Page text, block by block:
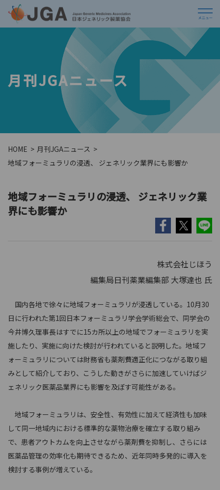
月刊JGAニュース
HOME
月刊JGAニュース
地域フォーミュラリの浸透、 ジェネリック業界にも影響か
地域フォーミュラリの浸透、 ジェネリック業
界にも影響か
株式会社じほう
編集局日刊薬業編集部 大塚達也 氏
国内各地で徐々に地域フォーミュラリが浸透している。10月30
日に行われた第1回日本フォーミュラリ学会学術総会で、同学会の
今井博久理事長はすでに15カ所以上の地域でフォーミュラリを実
施したり、実施に向けた検討が行われていると説明した。地域フ
ォーミュラリについては財務省も薬剤費適正化につながる取り組
みとして紹介しており、こうした動きがさらに加速していけばジ
ェネリック医薬品業界にも影響を及ぼす可能性がある。
地域フォーミュラリは、安全性、有効性に加えて経済性も加味
して同一地域内における標準的な薬物治療を確立する取り組み
で、患者アウトカムを向上させながら薬剤費を抑制し、さらには
医薬品管理の効率化も期待できるため、近年同時多発的に導入を
検討する事例が増えている。